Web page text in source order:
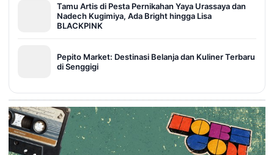
Tamu Artis di Pesta Pernikahan Yaya Urassaya dan
Nadech Kugimiya, Ada Bright hingga Lisa
BLACKPINK
Pepito Market: Destinasi Belanja dan Kuliner Terbaru
di Senggigi